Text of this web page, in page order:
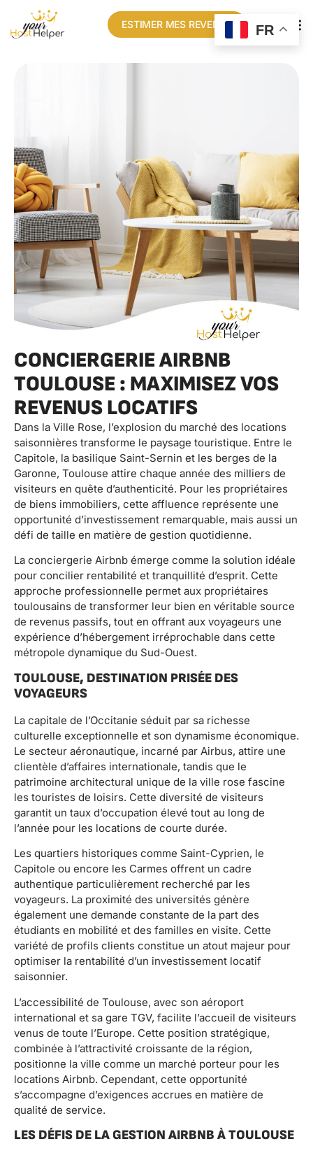
ESTIMER MES REVENUS
CONCIERGERIE AIRBNB
TOULOUSE : MAXIMISEZ VOS
REVENUS LOCATIFS
Dans la Ville Rose, l’explosion du marché des locations
saisonnières transforme le paysage touristique. Entre le
Capitole, la basilique Saint-Sernin et les berges de la
Garonne, Toulouse attire chaque année des milliers de
visiteurs en quête d’authenticité. Pour les propriétaires
de biens immobiliers, cette affluence représente une
opportunité d’investissement remarquable, mais aussi un
défi de taille en matière de gestion quotidienne.
La conciergerie Airbnb émerge comme la solution idéale
pour concilier rentabilité et tranquillité d’esprit. Cette
approche professionnelle permet aux propriétaires
toulousains de transformer leur bien en véritable source
de revenus passifs, tout en offrant aux voyageurs une
expérience d’hébergement irréprochable dans cette
métropole dynamique du Sud-Ouest.
TOULOUSE, DESTINATION PRISÉE DES
VOYAGEURS
La capitale de l’Occitanie séduit par sa richesse
culturelle exceptionnelle et son dynamisme économique.
Le secteur aéronautique, incarné par Airbus, attire une
clientèle d’affaires internationale, tandis que le
patrimoine architectural unique de la ville rose fascine
les touristes de loisirs. Cette diversité de visiteurs
garantit un taux d’occupation élevé tout au long de
l’année pour les locations de courte durée.
Les quartiers historiques comme Saint-Cyprien, le
Capitole ou encore les Carmes offrent un cadre
authentique particulièrement recherché par les
voyageurs. La proximité des universités génère
également une demande constante de la part des
étudiants en mobilité et des familles en visite. Cette
variété de profils clients constitue un atout majeur pour
optimiser la rentabilité d’un investissement locatif
saisonnier.
L’accessibilité de Toulouse, avec son aéroport
international et sa gare TGV, facilite l’accueil de visiteurs
venus de toute l’Europe. Cette position stratégique,
combinée à l’attractivité croissante de la région,
positionne la ville comme un marché porteur pour les
locations Airbnb. Cependant, cette opportunité
s’accompagne d’exigences accrues en matière de
qualité de service.
LES DÉFIS DE LA GESTION AIRBNB À TOULOUSE
FR